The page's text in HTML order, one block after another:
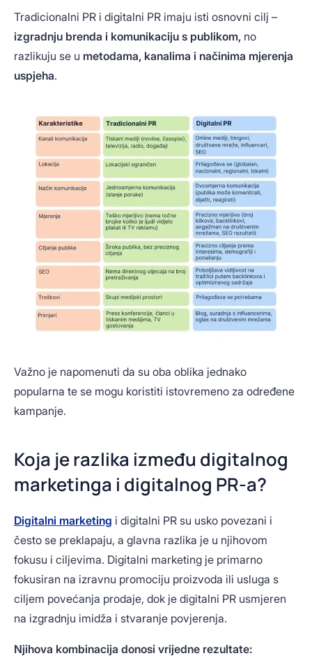
Tradicionalni PR i digitalni PR imaju isti osnovni cilj –
izgradnju brenda i komunikaciju s publikom, no
razlikuju se u metodama, kanalima i načinima mjerenja
uspjeha.
Važno je napomenuti da su oba oblika jednako
popularna te se mogu koristiti istovremeno za određene
kampanje.
Koja je razlika između digitalnog
marketinga i digitalnog PR-a?
Digitalni marketing i digitalni PR su usko povezani i
često se preklapaju, a glavna razlika je u njihovom
fokusu i ciljevima. Digitalni marketing je primarno
fokusiran na izravnu promociju proizvoda ili usluga s
ciljem povećanja prodaje, dok je digitalni PR usmjeren
na izgradnju imidža i stvaranje povjerenja.
Njihova kombinacija donosi vrijedne rezultate: